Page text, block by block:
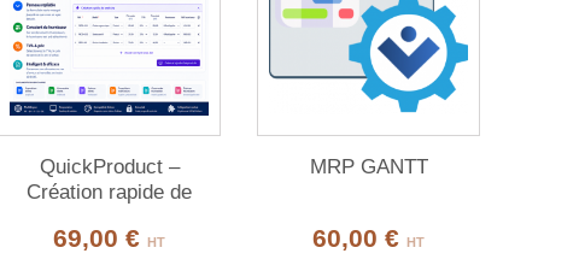
QuickProduct –
Création rapide de
depuis vos documents
69,00 € HT
MRP GANTT
60,00 € HT